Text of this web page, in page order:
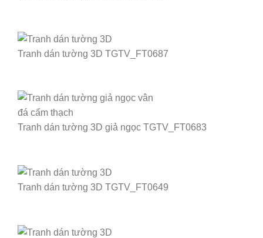
Tranh dán tường 3D TGTV_FT0687
Tranh dán tường 3D giả ngọc TGTV_FT0683
Tranh dán tường 3D TGTV_FT0649